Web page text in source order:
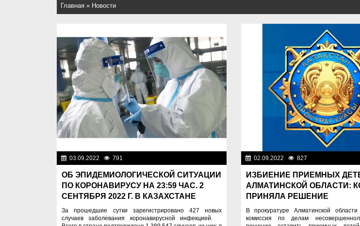
Главная » Новости
03.09.2022 791
ОБ ЭПИДЕМИОЛОГИЧЕСКОЙ СИТУАЦИИ
ПО КОРОНАВИРУСУ НА 23:59 ЧАС. 2
СЕНТЯБРЯ 2022 Г. В КАЗАХСТАНЕ
За прошедшие сутки зарегистрировано 427 новых
случаев заболевания коронавирусной инфекцией. ⠀
02.09.2022 827
ИЗБИЕНИЕ ПРИЕМНЫХ
АЛМАТИНСКОЙ ОБЛАСТИ:
ПРИНЯЛА РЕШЕНИЕ
В прокуратуре Алматинской
комиссия по делам